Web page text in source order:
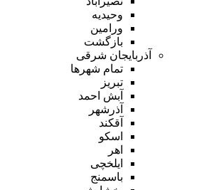
وحیدیه
ورامین
بازگشت
آذربایجان شرقی
تمام شهر‌ها
تبریز
آبش احمد
آذرشهر
آقکند
اسکو
اهر
ایلخچی
باسمنج